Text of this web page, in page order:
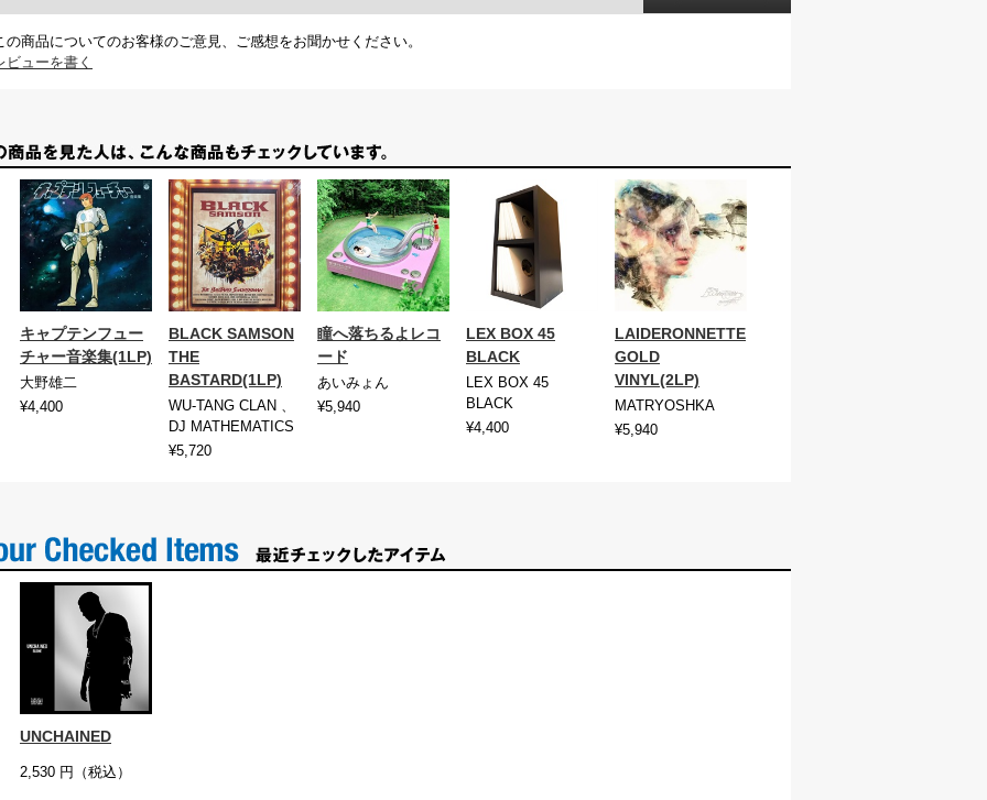
の商品についてのお客様のご意見、ご感想をお聞かせください。
ビューを書く
キャプテンフュー
チャー音楽集(1LP)
大野雄二
¥4,400
BLACK SAMSON
THE
BASTARD(1LP)
WU-TANG CLAN 、
DJ MATHEMATICS
¥5,720
瞳へ落ちるよレコ
ード
あいみょん
¥5,940
LEX BOX 45
BLACK
LEX BOX 45
BLACK
¥4,400
LAIDERONNETTE
GOLD
VINYL(2LP)
MATRYOSHKA
¥5,940
UNCHAINED
2,530 円（税込）